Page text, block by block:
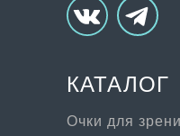
Очки для
КАТАЛОГ